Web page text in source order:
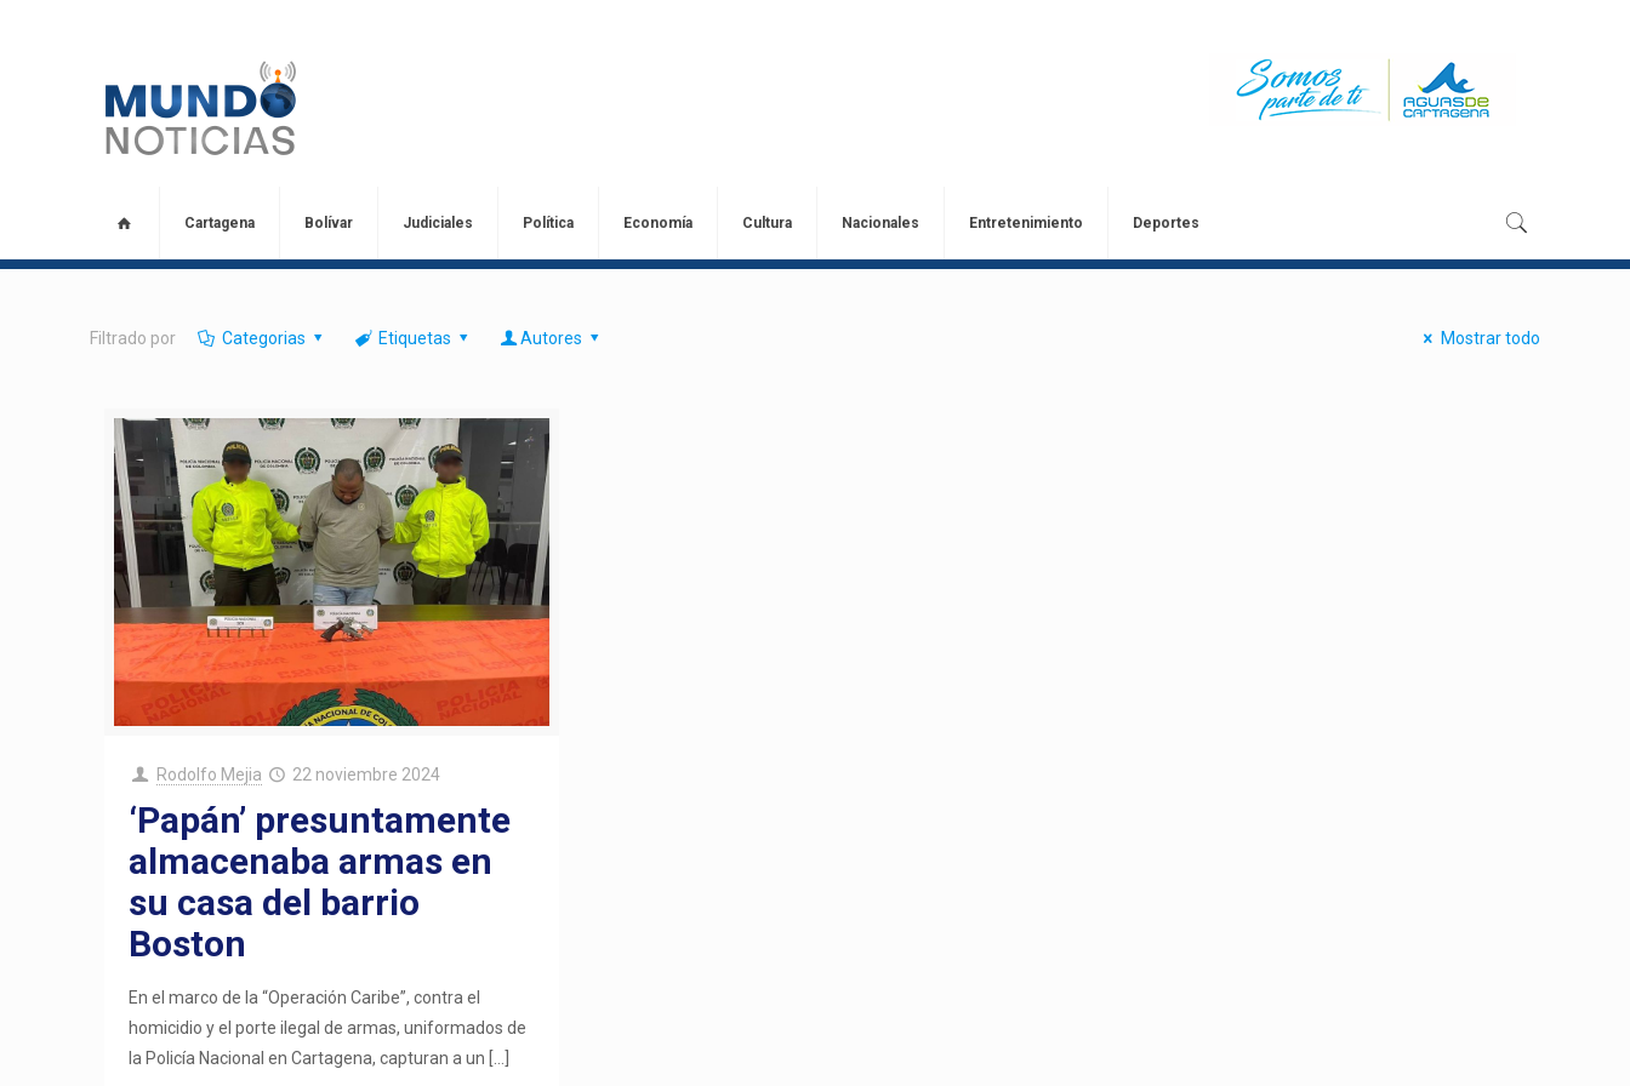
Cartagena Bolívar Judiciales Política Economía Cultura Nacionales Entretenimiento Deportes
Filtrado por Categorias Etiquetas Autores Mostrar todo
Rodolfo Mejia 22 noviembre 2024
‘Papán’ presuntamente
almacenaba armas en
su casa del barrio
Boston
En el marco de la “Operación Caribe”, contra el
homicidio y el porte ilegal de armas, uniformados de
la Policía Nacional en Cartagena, capturan a un